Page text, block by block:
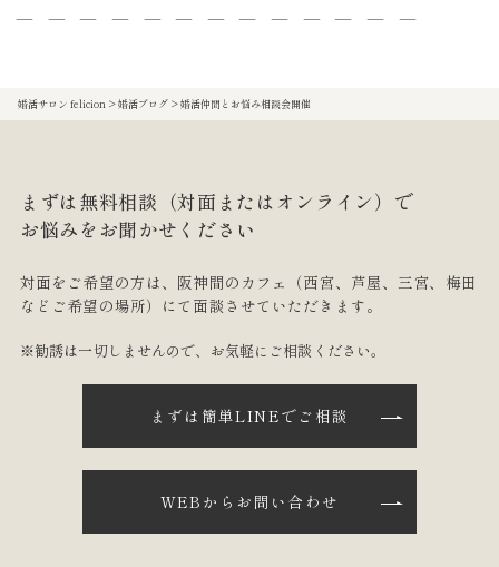
― ― ― ― ― ― ― ― ― ― ― ― ―
婚活サロン felicion>婚活ブログ>婚活仲間とお悩み相談会開催
まずは無料相談（対面またはオンライン）で
お悩みをお聞かせください
対面をご希望の方は、阪神間のカフェ （西宮、芦屋、三宮、梅田
などご希望の場所）にて面談させていただきます。
※勧誘は一切しませんので、お気軽にご相談ください。
まずは簡単LINEでご相談
WEBからお問い合わせ